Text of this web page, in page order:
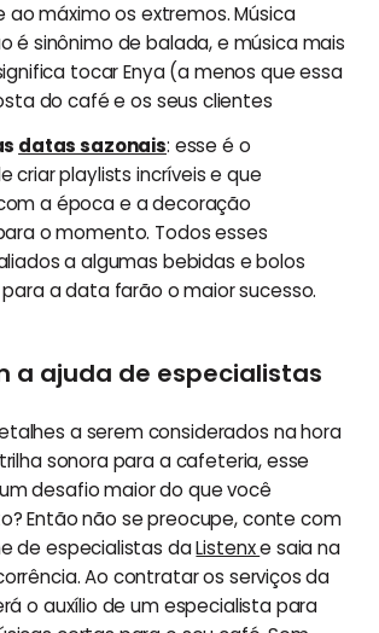
ao máximo os extremos. Música
é sinônimo de balada, e música mais
tocar Enya (a menos que essa
do café e os seus clientes
datas sazonais: esse é o
criar playlists incríveis e que
a época e a decoração
o momento. Todos esses
a algumas bebidas e bolos
a data farão o maior sucesso.
a ajuda de especialistas
a serem considerados na hora
sonora para a cafeteria, esse
desafio maior do que você
Então não se preocupe, conte com
de especialistas daListenxe saia na
Ao contratar os serviços da
o auxílio de um especialista para